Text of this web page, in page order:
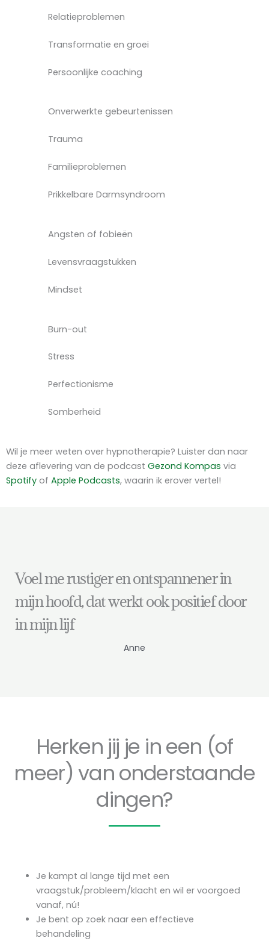
Relatieproblemen
Transformatie en groei
Persoonlijke coaching
Onverwerkte gebeurtenissen
Trauma
Familieproblemen
Prikkelbare Darmsyndroom
Angsten of fobieën
Levensvraagstukken
Mindset
Burn-out
Stress
Perfectionisme
Somberheid
Wil je meer weten over hypnotherapie? Luister dan naar
deze aflevering van de podcast Gezond Kompas via
Spotify of Apple Podcasts, waarin ik erover vertel!
Voel me rustiger en ontspannener in
mijn hoofd, dat werkt ook positief door
in mijn lijf
Anne
Herken jij je in een (of
meer) van onderstaande
dingen?
Je kampt al lange tijd met een
vraagstuk/probleem/klacht en wil er voorgoed
vanaf, nú!
Je bent op zoek naar een effectieve
behandeling